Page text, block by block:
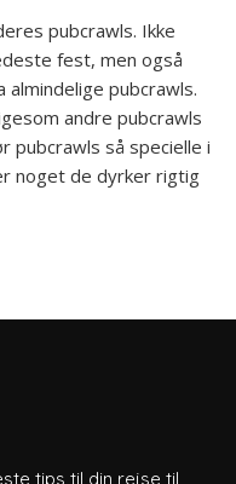
pubcrawls. Ikke
fest, men også
pubcrawls.
andre pubcrawls
pubcrawls så specielle i
noget de dyrker rigtig
tips til din rejse til